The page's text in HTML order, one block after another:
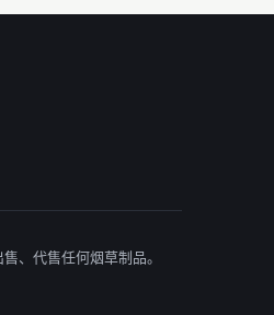
、代售任何烟草制品。